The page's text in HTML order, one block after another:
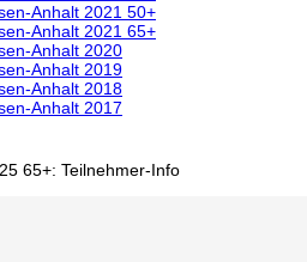
Anhalt 2021 50+
Anhalt 2021 65+
Anhalt 2020
Anhalt 2019
Anhalt 2018
Anhalt 2017
65+: Teilnehmer-Info